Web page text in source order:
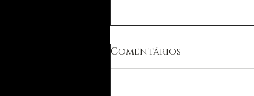
Comentários